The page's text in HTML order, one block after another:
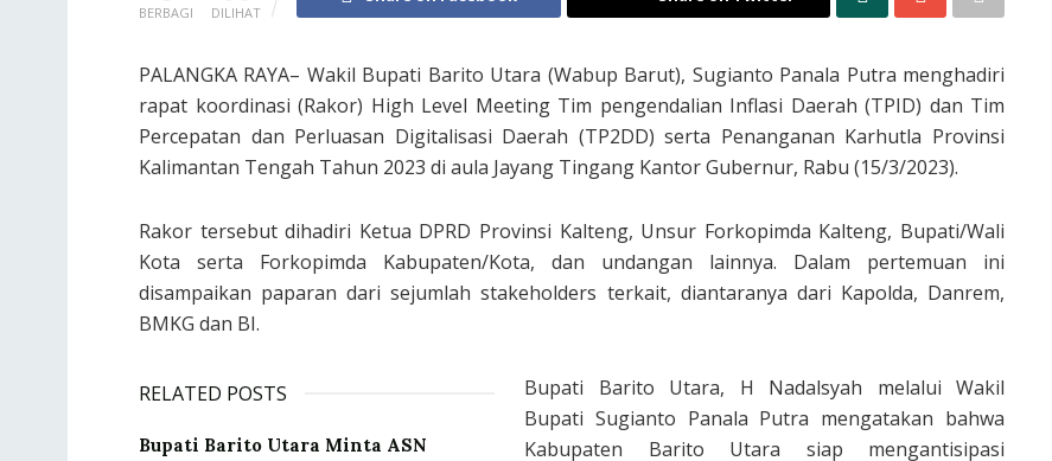
BERBAGI DILIHAT
PALANGKA RAYA– Wakil Bupati Barito Utara (Wabup Barut), Sugianto Panala Putra menghadiri
rapat koordinasi (Rakor) High Level Meeting Tim pengendalian Inflasi Daerah (TPID) dan Tim
Percepatan dan Perluasan Digitalisasi Daerah (TP2DD) serta Penanganan Karhutla Provinsi
Kalimantan Tengah Tahun 2023 di aula Jayang Tingang Kantor Gubernur, Rabu (15/3/2023).
Rakor tersebut dihadiri Ketua DPRD Provinsi Kalteng, Unsur Forkopimda Kalteng, Bupati/Wali
Kota serta Forkopimda Kabupaten/Kota, dan undangan lainnya. Dalam pertemuan ini
disampaikan paparan dari sejumlah stakeholders terkait, diantaranya dari Kapolda, Danrem,
BMKG dan BI.
RELATED POSTS
Bupati Barito Utara Minta ASN
Bupati Barito Utara, H Nadalsyah melalui Wakil
Bupati Sugianto Panala Putra mengatakan bahwa
Kabupaten Barito Utara siap mengantisipasi